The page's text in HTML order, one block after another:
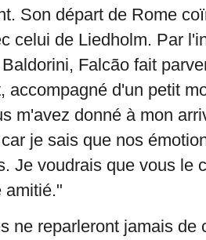
Son départ de Rome
celui de Liedholm. Par
Falcão fait
accompagné d'un petit
m'avez donné à mon
je sais que nos
Je voudrais que vous le
amitié."
ne reparleront jamais de